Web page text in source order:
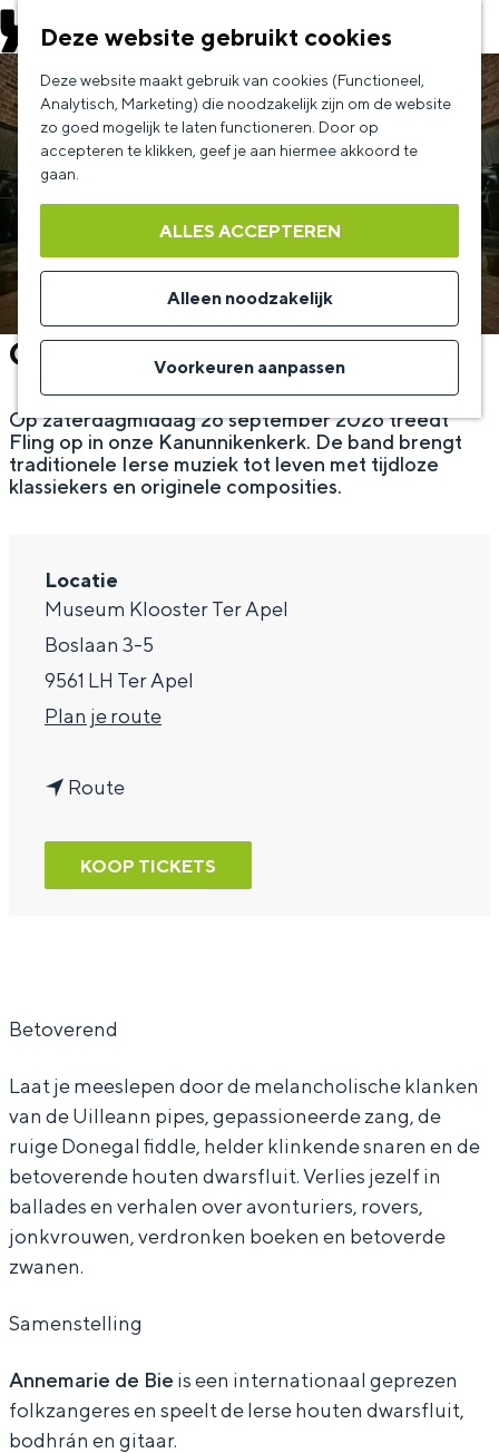
Deze website gebruikt cookies
Deze website maakt gebruik van cookies (Functioneel,
Analytisch, Marketing) die noodzakelijk zijn om de website
zo goed mogelijk te laten functioneren. Door op
accepteren te klikken, geef je aan hiermee akkoord te
gaan.
ALLES ACCEPTEREN
Alleen noodzakelijk
Voorkeuren aanpassen
G
a
a
r
h
m
p
Concert: Fling
Op zaterdagmiddag 26 september 2026 treedt
Fling op in onze Kanunnikenkerk. De band brengt
traditionele Ierse muziek tot leven met tijdloze
klassiekers en originele composities.
Locatie
Museum Klooster Ter Apel
Boslaan 3-5
9561 LH Ter Apel
Plan je routen
C
o
F
l
i
n
Routen
a
r
t
:
F
l
n
KOOP TICKETS
Betoverend
Laat je meeslepen door de melancholische klanken
van de Uilleann pipes, gepassioneerde zang, de
ruige Donegal fiddle, helder klinkende snaren en de
betoverende houten dwarsfluit. Verlies jezelf in
ballades en verhalen over avonturiers, rovers,
jonkvrouwen, verdronken boeken en betoverde
zwanen.
Samenstelling
Annemarie de Bie is een internationaal geprezen
folkzangeres en speelt de Ierse houten dwarsfluit,
bodhrán en gitaar.